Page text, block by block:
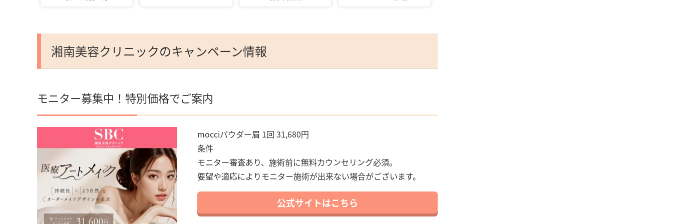
湘南美容クリニックのキャンペーン情報
モニター募集中！特別価格でご案内
mocciパウダー眉 1回 31,680円
条件
モニター審査あり、施術前に無料カウンセリング必須。
要望や適応によりモニター施術が出来ない場合がございます。
公式サイトはこちら